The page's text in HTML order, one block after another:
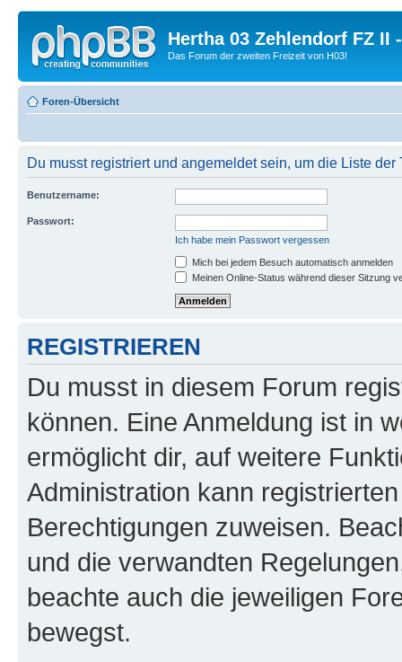
Hertha 03 Zehlendorf FZ II
Das Forum der zweiten Freizeit von H03!
Foren-Übersicht
Du musst registriert und angemeldet sein, um die Liste
Benutzername:
Passwort:
Ich habe mein Passwort vergessen
Mich bei jedem Besuch automatisch anmelden
Meinen Online-Status während dieser Sitzung
REGISTRIEREN
Du musst in diesem Forum
können. Eine Anmeldung ist in
ermöglicht dir, auf weitere
Administration kann
Berechtigungen zuweisen.
und die verwandten
beachte auch die jeweiligen
bewegst.